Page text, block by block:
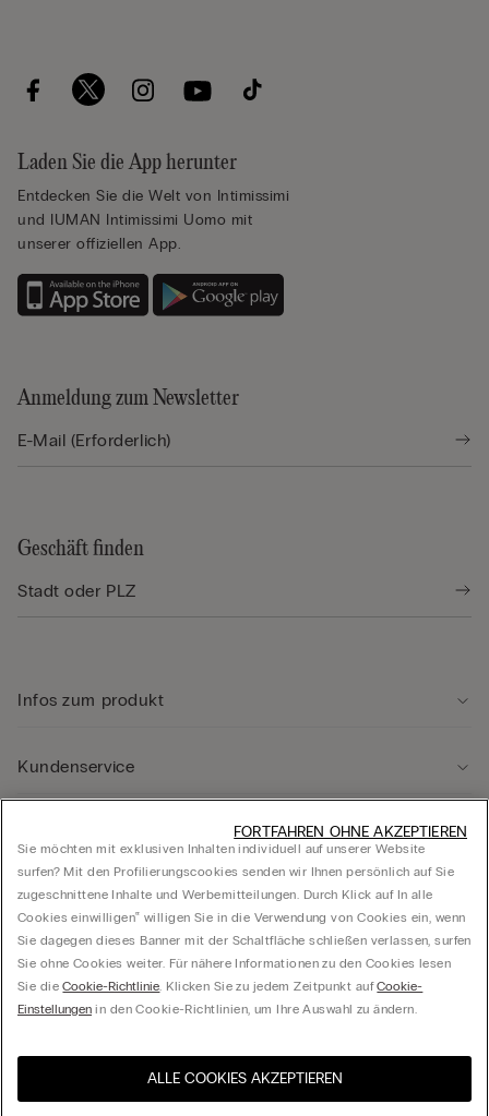
Wählen Sie die Größe
Laden Sie die App herunter
Entdecken Sie die Welt von Intimissimi
und IUMAN Intimissimi Uomo mit
unserer offiziellen App.
Anmeldung zum Newsletter
Geschäft finden
Infos zum produkt
Kundenservice
Unternehmen
© Calzedonia Germany GmbH, Kesselstraße 5-7, 40221 Düsseldorf, USt-IdNr.:
United States
Sie möchten mit exklusiven Inhalten individuell auf unserer Website
surfen? Mit den Profilierungscookies senden wir Ihnen persönlich auf Sie
zugeschnittene Inhalte und Werbemitteilungen. Durch Klick auf In alle
Cookies einwilligen‟ willigen Sie in die Verwendung von Cookies ein, wenn
Sie dagegen dieses Banner mit der Schaltfläche schließen verlassen, surfen
Sie ohne Cookies weiter. Für nähere Informationen zu den Cookies lesen
Sie dieCookie-Richtlinie. Klicken Sie zu jedem Zeitpunkt aufCookie-
Einstellungen in den Cookie-Richtlinien, um Ihre Auswahl zu ändern.
ALLE COOKIES AKZEPTIEREN
FORTFAHREN OHNE AKZEPTIEREN